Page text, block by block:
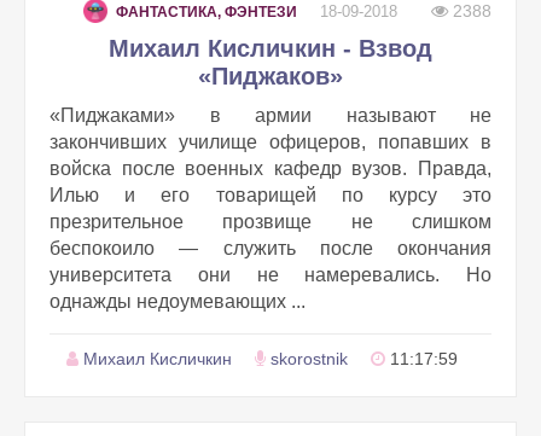
ФАНТАСТИКА, ФЭНТЕЗИ 18-09-2018 2388
Михаил Кисличкин - Взвод
«Пиджаков»
«Пиджаками» в армии называют не
закончивших училище офицеров, попавших в
войска после военных кафедр вузов. Правда,
Илью и его товарищей по курсу это
презрительное прозвище не слишком
беспокоило — служить после окончания
университета они не намеревались. Но
однажды недоумевающих ...
Михаил Кисличкин skorostnik 11:17:59